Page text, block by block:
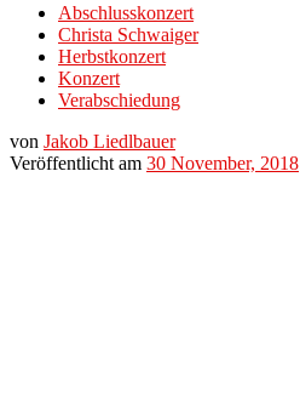
Abschlusskonzert
Christa Schwaiger
Herbstkonzert
Konzert
Verabschiedung
von Jakob Liedlbauer
Veröffentlicht am 30 November, 2018